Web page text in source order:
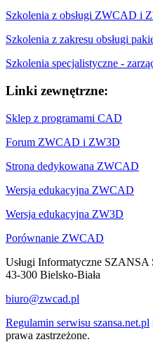
Szkolenia z obsługi ZWCAD i
Szkolenia z zakresu obsługi
Szkolenia specjalistyczne -
Linki zewnętrzne:
Sklep z programami CAD
Forum ZWCAD i ZW3D
Strona dedykowana ZWCAD
Wersja edukacyjna ZWCAD
Wersja edukacyjna ZW3D
Porównanie ZWCAD
Usługi Informatyczne SZANSA
43-300 Bielsko-Biała
biuro@zwcad.pl
Regulamin serwisu szansa.net.pl
prawa zastrzeżone.